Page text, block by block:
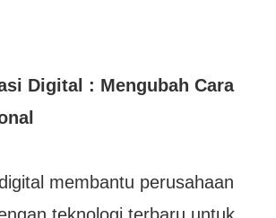
Digital : Mengubah Cara
membantu perusahaan